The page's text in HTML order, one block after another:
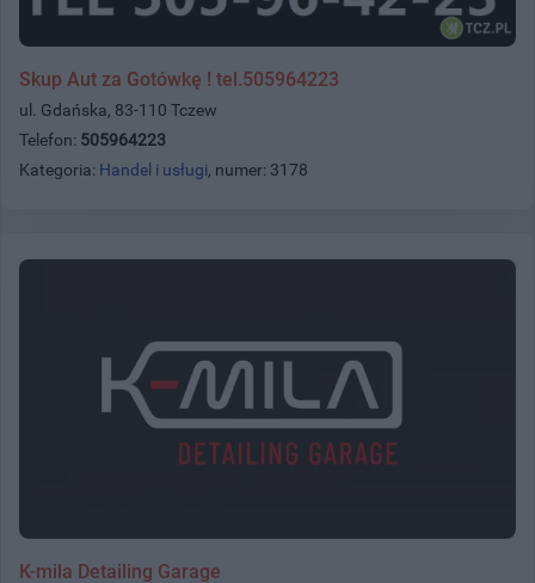
Skup Aut za Gotówkę ! tel.505964223
ul. Gdańska, 83-110 Tczew
Telefon: 505964223
Kategoria: Handel i usługi, numer: 3178
K-mila Detailing Garage